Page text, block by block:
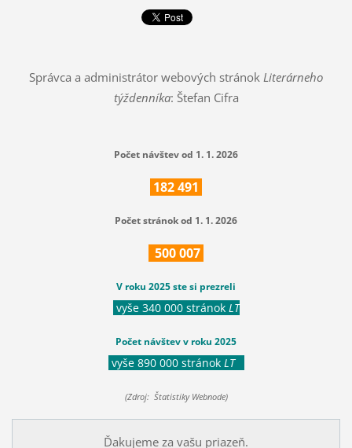
Správca a administrátor webových stránok Literárneho
týždenníka: Štefan Cifra
Počet návštev od 1. 1. 2026
182491
Počet stránok od 1. 1. 2026
500007
V roku 2025 ste si prezreli
vyše 340 000 stránok LT
Počet návštev v roku 2025
vyše 890 000 stránok LT
(Zdroj: Štatistiky Webnode)
Ďakujeme za vašu priazeň.